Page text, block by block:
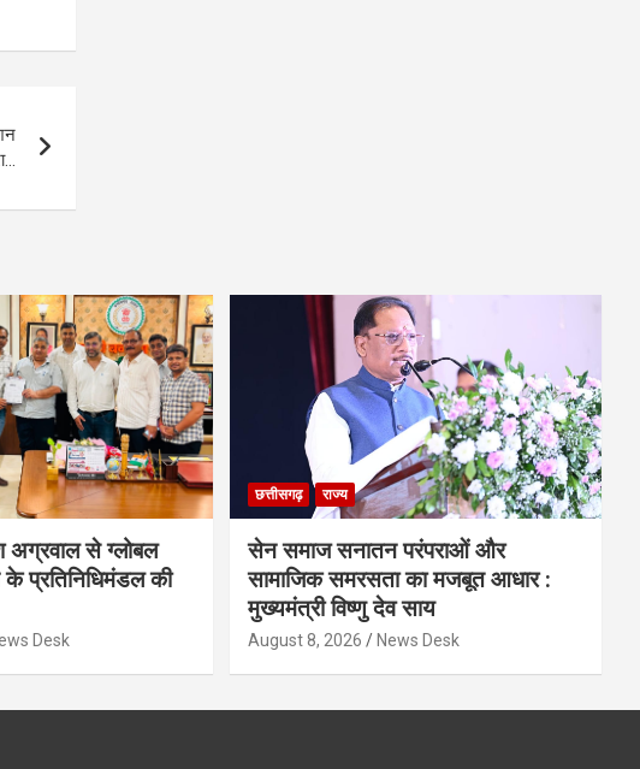
अग्रवाल से ग्लोबल
प्रतिनिधिमंडल की
Desk
छत्तीसगढ़ राज्य
सेन समाज सनातन परंपराओं और
सामाजिक समरसता का मजबूत आधार :
मुख्यमंत्री विष्णु देव साय
August 8, 2026 News Desk